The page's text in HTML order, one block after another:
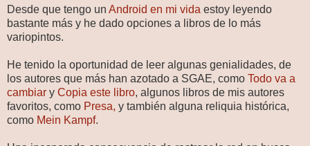
Desde que tengo un Android en mi vida estoy leyendo
bastante más y he dado opciones a libros de lo más
variopintos.
He tenido la oportunidad de leer algunas genialidades, de
los autores que más han azotado a SGAE, como Todo va a
cambiar y Copia este libro, algunos libros de mis autores
favoritos, como Presa, y también alguna reliquia histórica,
como Mein Kampf.